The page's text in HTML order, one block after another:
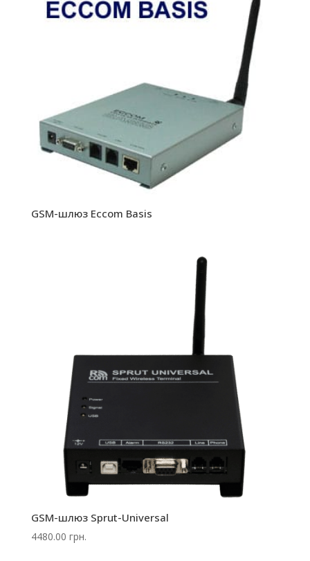
GSM-шлюз Eccom Basis
GSM-шлюз Sprut-Universal
4480.00 грн.